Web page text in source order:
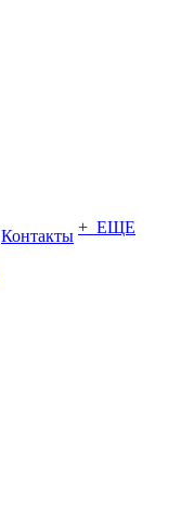
Контакты + ЕЩЕ